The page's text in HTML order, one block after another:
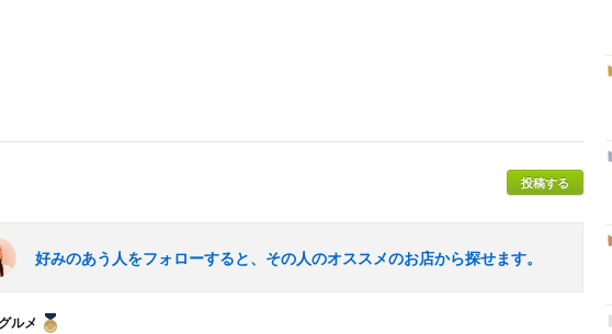
投稿する
好みのあう人をフォローすると、その人のオススメのお店から探せます。
ルメ